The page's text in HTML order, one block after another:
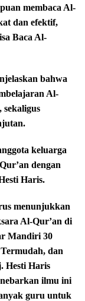
membaca Al-
dan efektif,
Baca Al-
bahwa
Al-
keluarga
dengan
Haris.
menunjukkan
Al-Qur’an di
Mandiri 30
dan
Hesti Haris
ilmu ini
guru untuk